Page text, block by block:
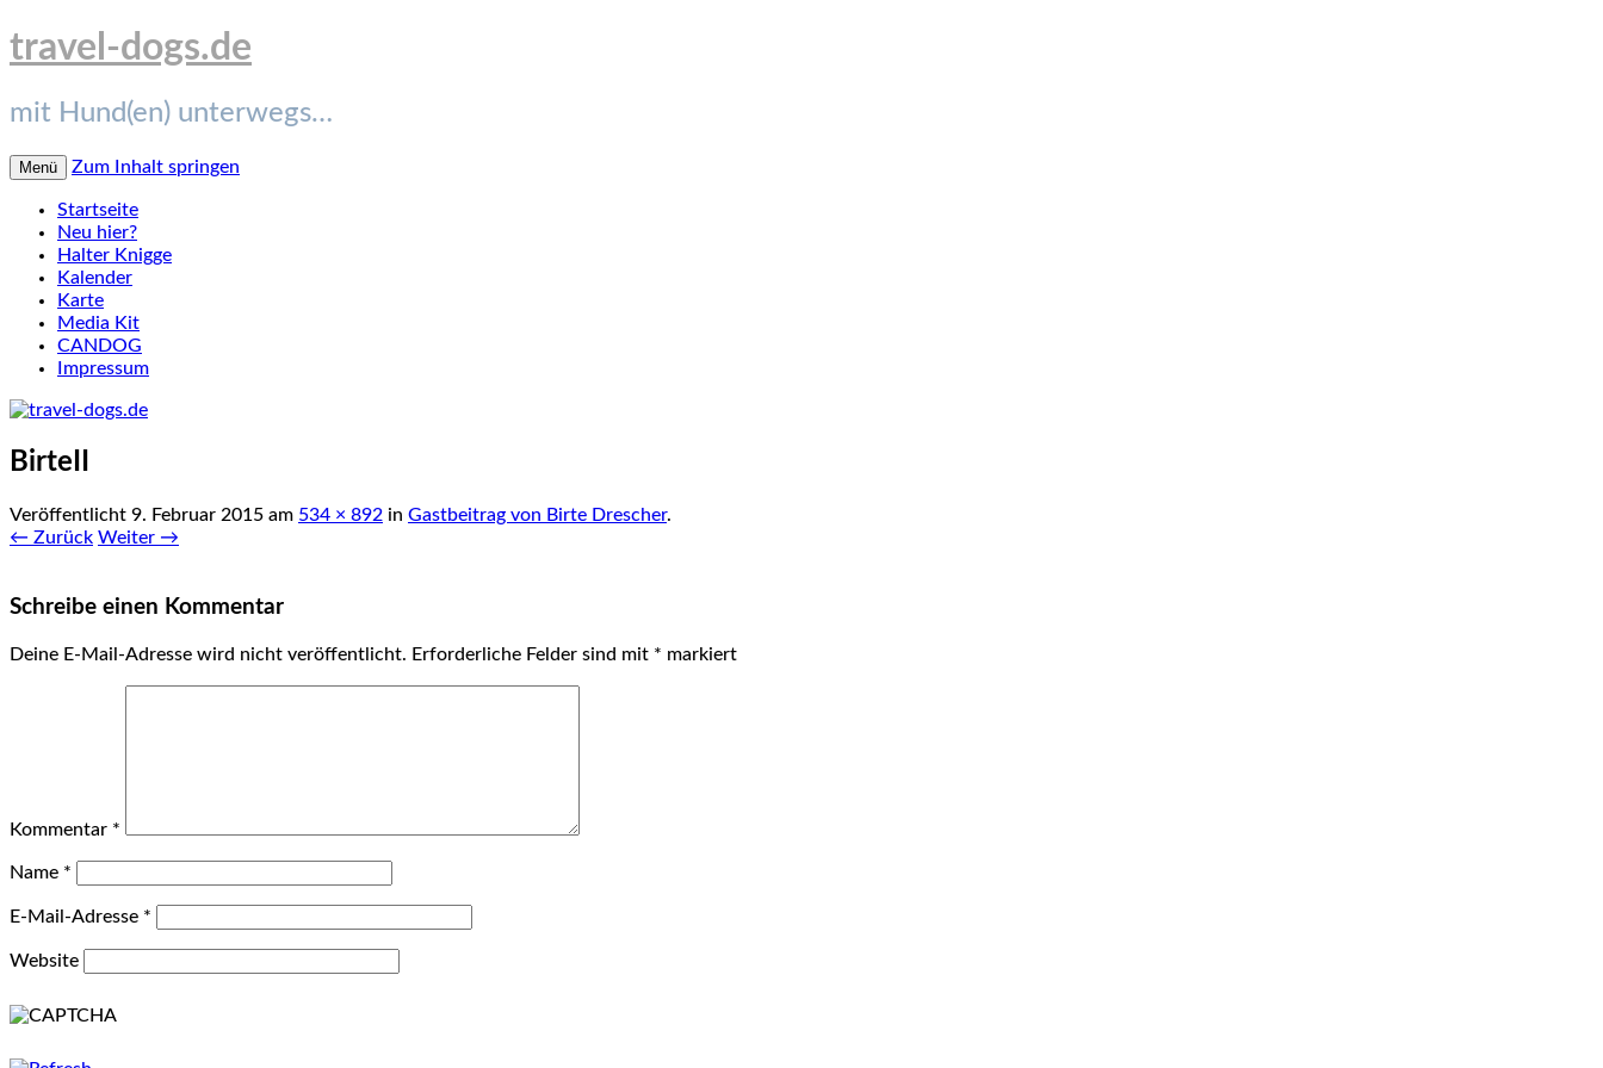
travel-dogs.de
mit Hund(en) unterwegs…
Menü Zum Inhalt springen
Startseite
Neu hier?
Halter Knigge
Kalender
Karte
Media Kit
CANDOG
Impressum
BirteII
Veröffentlicht 9. Februar 2015 am 534 × 892 in Gastbeitrag von Birte Drescher.
← Zurück Weiter →
Schreibe einen Kommentar
Deine E-Mail-Adresse wird nicht veröffentlicht. Erforderliche Felder sind mit * markiert
Kommentar *
Name *
E-Mail-Adresse *
Website